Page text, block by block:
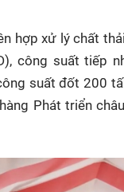
hợp xử lý chất
công suất tiếp
suất đốt 200
Phát triển